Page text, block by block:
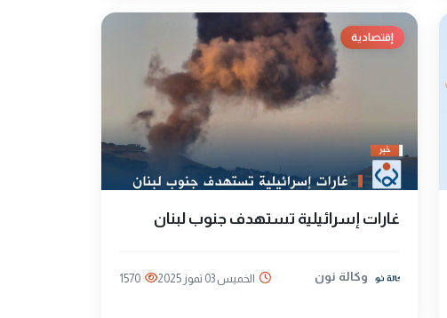
إقتصادية
غارات إسرائيلية تستهدف جنوب لبنان
وكالة نون الخميس 03 تموز 2025 1570